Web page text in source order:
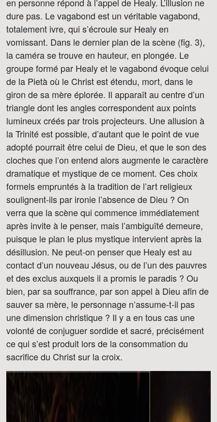
dure pas. Le vagabond est un véritable vagabond,
totalement ivre, qui s’écroule sur Healy en
vomissant. Dans le dernier plan de la scène (fig. 3),
la caméra se trouve en hauteur, en plongée. Le
groupe formé par Healy et le vagabond évoque celui
de la Pietà où le Christ est étendu, mort, dans le
giron de sa mère éplorée. Il apparaît au centre d’un
triangle dont les angles correspondent aux points
lumineux créés par trois projecteurs. Une allusion à
la Trinité est possible, d’autant que le point de vue
adopté pourrait être celui de Dieu, et que le son des
cloches que l’on entend alors augmente le caractère
dramatique et mystique de ce moment. Ces choix
formels empruntés à la tradition de l’art religieux
soulignent-ils par ironie l’absence de Dieu ? On
verra que la scène qui commence immédiatement
après invite à le penser, mais l’ambiguïté demeure,
puisque le plan le plus mystique intervient après la
désillusion. Ne peut-on penser que Healy est au
contact d’un nouveau Jésus, ou de l’un des pauvres
et des exclus auxquels il a promis le paradis ? Ou
bien, par sa souffrance, par son appel à Dieu afin de
sauver sa mère, le personnage n’assume-t-il pas
une dimension christique ? Il y a en tous cas une
volonté de conjuguer sordide et sacré, précisément
ce qui s’est produit lors de la consommation du
sacrifice du Christ sur la croix.